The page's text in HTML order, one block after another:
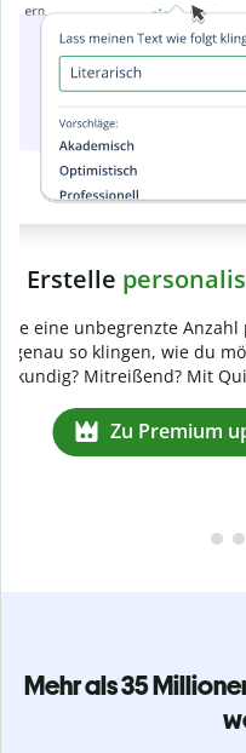
Stelle mit der
% original ist.
und finde fehlende
Mehr als 35